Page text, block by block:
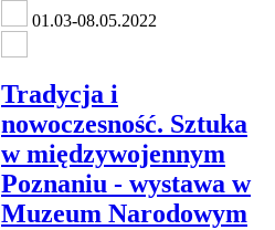
01.03-08.05.2022
Tradycja i
nowoczesność. Sztuka
w międzywojennym
Poznaniu - wystawa w
Muzeum Narodowym